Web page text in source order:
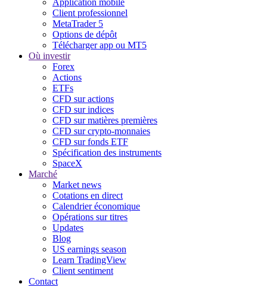
Client professionnel
MetaTrader 5
Options de dépôt
Télécharger app ou MT5
Où investir
Forex
Actions
ETFs
CFD sur actions
CFD sur indices
CFD sur matières premières
CFD sur crypto-monnaies
CFD sur fonds ETF
Spécification des instruments
SpaceX
Marché
Market news
Cotations en direct
Calendrier économique
Opérations sur titres
Updates
Blog
US earnings season
Learn TradingView
Client sentiment
Contact